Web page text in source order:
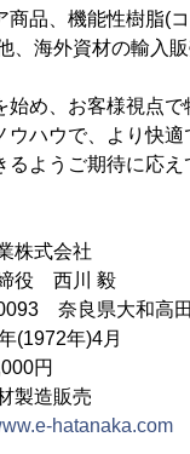
商品、機能性樹脂(
、海外資材の輸入
始め、お客様視点
ウハウで、より快適
るようご期待に応え
式会社
役 西川 毅
奈良県大和高
年)4月
円
製造販売
hatanaka.com